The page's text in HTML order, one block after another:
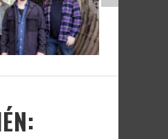
A
FALCÓN:
Y
9 JUNIO, 2026